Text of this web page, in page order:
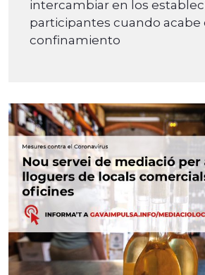
intercambiar en los
participantes cuando acabe
confinamiento